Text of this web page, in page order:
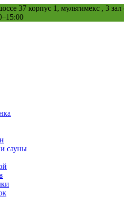
37 корпус 1, мультимекс , 3 зал
сауны